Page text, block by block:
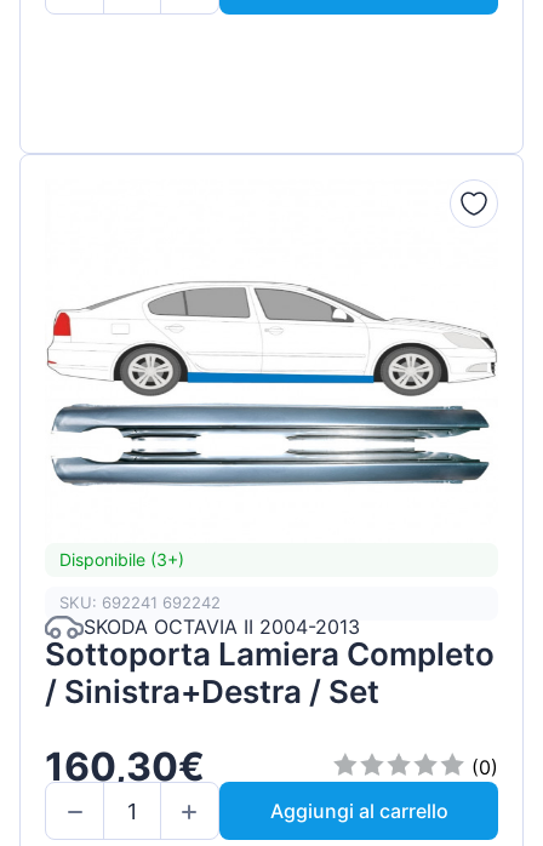
Disponibile (3+)
SKU: 692241 692242
SKODA OCTAVIA II 2004-2013
Sottoporta Lamiera Completo
/ Sinistra+Destra / Set
160,30€
(0)
Aggiungi al carrello